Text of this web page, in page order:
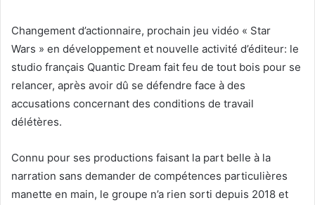
Changement d’actionnaire, prochain jeu vidéo « Star
Wars » en développement et nouvelle activité d’éditeur: le
studio français Quantic Dream fait feu de tout bois pour se
relancer, après avoir dû se défendre face à des
accusations concernant des conditions de travail
délétères.
Connu pour ses productions faisant la part belle à la
narration sans demander de compétences particulières
manette en main, le groupe n’a rien sorti depuis 2018 et